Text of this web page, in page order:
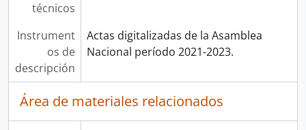
técnicos
Instrument
os de
descripción
Actas digitalizadas de la Asamblea
Nacional período 2021-2023.
Área de materiales relacionados